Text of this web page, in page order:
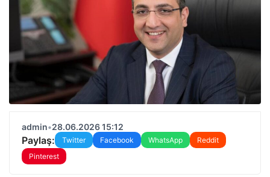
admin•28.06.2026 15:12
Paylaş: Twitter Facebook WhatsApp
Reddit
Pinterest